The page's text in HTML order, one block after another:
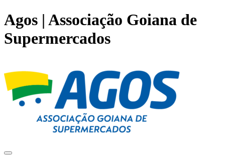
Agos | Associação Goiana de
Supermercados